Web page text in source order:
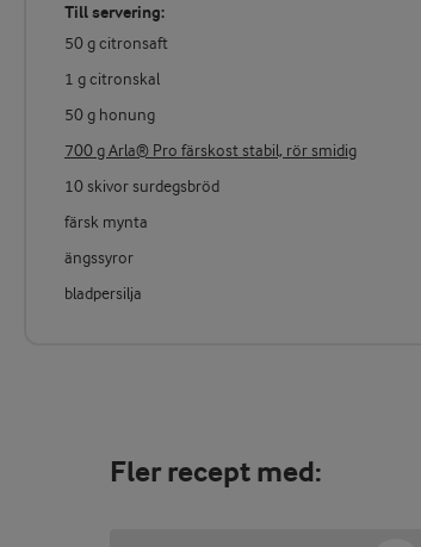
Till servering:
50 g citronsaft
1 g citronskal
50 g honung
700 g Arla® Pro färskost stabil, rör smidig
10 skivor surdegsbröd
färsk mynta
ängssyror
bladpersilja
Fler recept med: